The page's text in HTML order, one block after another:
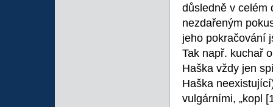
důsledně v celém
nezdařeným
jeho pokračování
Tak např. kuchař
Haška vždy jen
Haška
vulgárními, „kopl